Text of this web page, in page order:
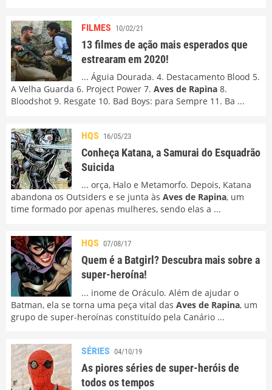
FILMES 10/02/21
13 filmes de ação mais esperados que
estrearam em 2020!
... Águia Dourada. 4. Destacamento Blood 5.
A Velha Guarda 6. Project Power 7. Aves de Rapina 8.
Bloodshot 9. Resgate 10. Bad Boys: para Sempre 11. Ba ...
HQS 16/05/23
Conheça Katana, a Samurai do Esquadrão
Suicida
... orça, Halo e Metamorfo. Depois, Katana
abandona os Outsiders e se junta às Aves de Rapina, um
time formado por apenas mulheres, sendo elas a ...
HQS 07/08/17
Quem é a Batgirl? Descubra mais sobre a
super-heroína!
... inome de Oráculo. Além de ajudar o
Batman, ela se torna uma peça vital das Aves de Rapina, um
grupo de super-heroínas constituído pela Canário ...
SÉRIES 04/10/19
As piores séries de super-heróis de
todos os tempos